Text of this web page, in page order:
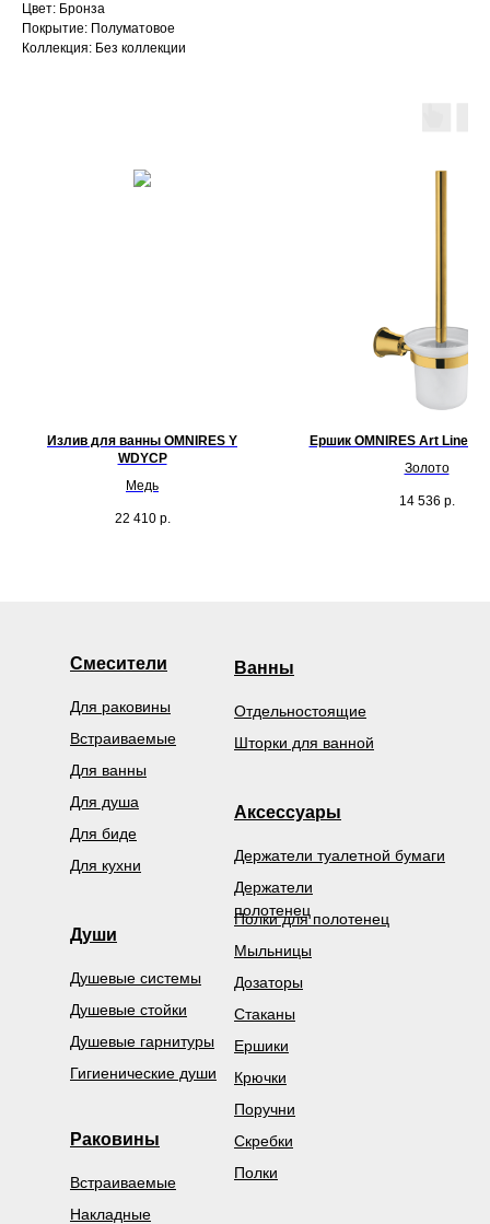
Цвет: Бронза
Покрытие: Полуматовое
Коллекция: Без коллекции
Излив для ванны OMNIRES Y
WDYCP
Медь
22 410 р.
Ершик OMNIRES Art Line
Золото
14 536 р.
Смесители
Души
Душевые гарнитуры
Душевые системы
Гигиенические души
Поручни
Скребки
Дозаторы
Полки
Стаканы
Ершики
Крючки
Держатели
полотенец
Мыльницы
Держатели туалетной бумаги
Полки для полотенец
Раковины
Встраиваемые
Накладные
Встраиваемые
Для биде
Для ванны
Для душа
Для раковины
Для кухни
Ванны
Отдельностоящие
Шторки для ванной
Аксессуары
Душевые стойки